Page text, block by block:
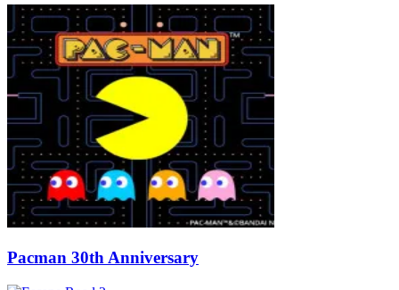
Pacman 30th Anniversary